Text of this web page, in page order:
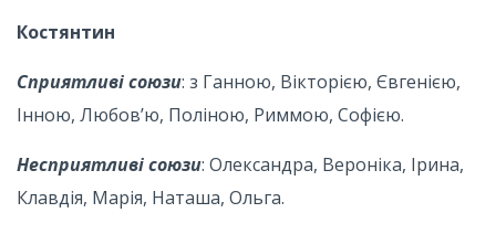
Костянтин
Сприятливі союзи: з Ганною, Вікторією, Євгенією,
Інною, Любов’ю, Поліною, Риммою, Софією.
Несприятливі союзи: Олександра, Вероніка, Ірина,
Клавдія, Марія, Наташа, Ольга.